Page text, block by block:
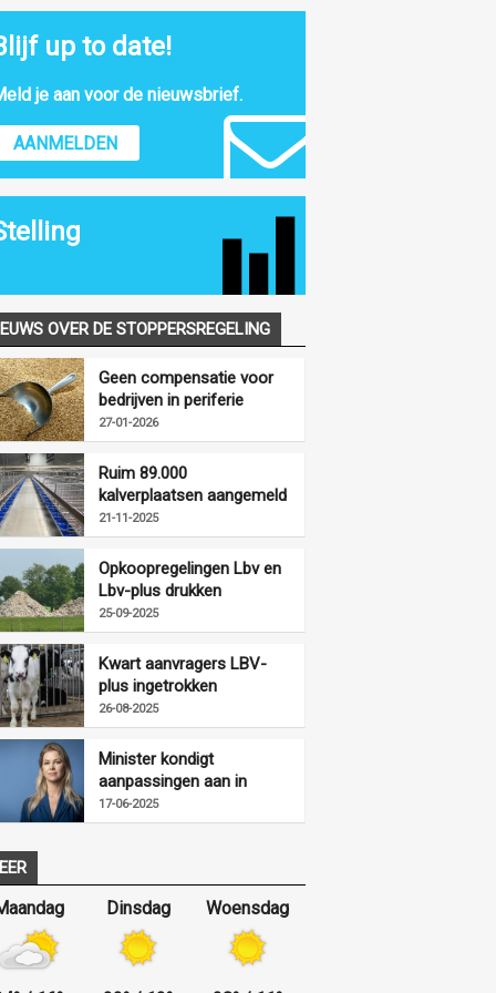
up to date!
je aan voor de nieuwsbrief.
AANMELDEN
OVER DE STOPPERSREGELING
Geen compensatie voor
bedrijven in periferie
vanwege
opkoopregelingen
27-01-2026
Ruim 89.000
kalverplaatsen aangemeld
voor LBV-plus
21-11-2025
Opkoopregelingen Lbv en
Lbv-plus drukken
mestproductie fors
25-09-2025
Kwart aanvragers LBV-
plus ingetrokken
26-08-2025
Minister kondigt
aanpassingen aan in
uitvoering LBV-regeling
17-06-2025
Dinsdag Woensdag